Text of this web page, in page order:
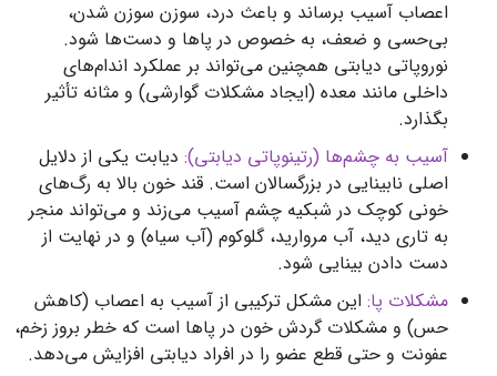
اعصاب آسیب برساند و باعث درد، سوزن سوزن شدن،
بی‌حسی و ضعف، به خصوص در پاها و دست‌ها شود.
نوروپاتی دیابتی همچنین می‌تواند بر عملکرد اندام‌های
داخلی مانند معده (ایجاد مشکلات گوارشی) و مثانه تأثیر
بگذارد.
آسیب به چشم‌ها (رتینوپاتی دیابتی): دیابت یکی از دلایل
اصلی نابینایی در بزرگسالان است. قند خون بالا به رگ‌های
خونی کوچک در شبکیه چشم آسیب می‌زند و می‌تواند منجر
به تاری دید، آب مروارید، گلوکوم (آب سیاه) و در نهایت از
دست دادن بینایی شود.
مشکلات پا: این مشکل ترکیبی از آسیب به اعصاب (کاهش
حس) و مشکلات گردش خون در پاها است که خطر بروز زخم،
عفونت و حتی قطع عضو را در افراد دیابتی افزایش می‌دهد.